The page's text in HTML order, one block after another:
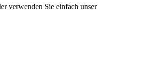
verwenden Sie einfach unser